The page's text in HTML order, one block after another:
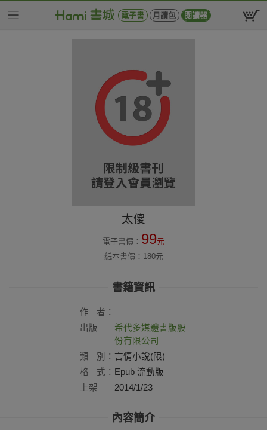
電子書 月讀包 閱讀器
太傻
電子書價： 99元
紙本書價：180元
書籍資訊
作
者：
出版
希代多媒體書版股
份有限公司
類
別： 言情小說(限)
格
式： Epub 流動版
上架
2014/1/23
內容簡介